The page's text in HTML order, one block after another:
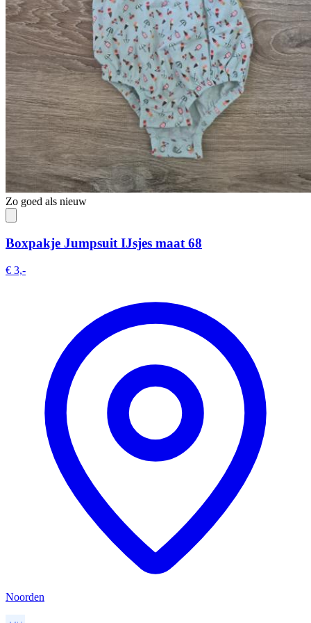
Zo goed als nieuw
Boxpakje Jumpsuit IJsjes maat 68
€ 3,-
Noorden